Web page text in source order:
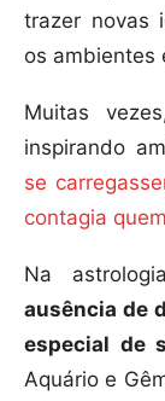
trazer novas
os ambientes
Muitas
inspirando
se
contagia
Na
ausência de
especial de
Aquário e